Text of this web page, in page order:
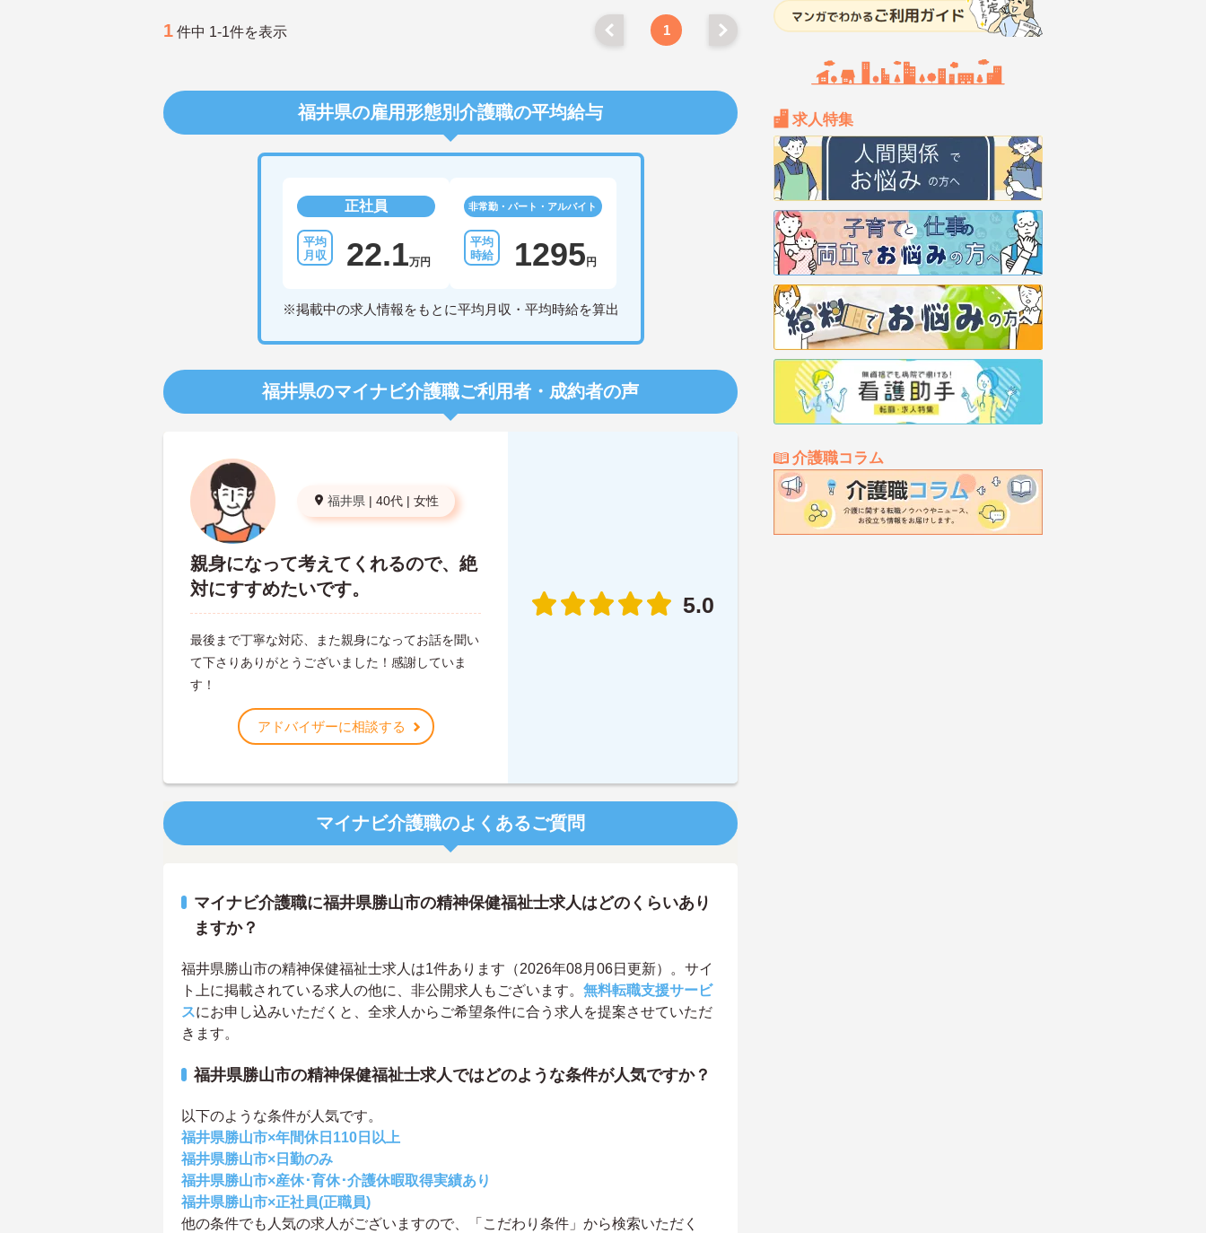
求人特集
介護職コラム
1 件中 1-1件を表示 1
福井県の雇用形態別介護職の平均給与
正社員
22.1万円
非常勤・パート・アルバイト
1295 円
※掲載中の求人情報をもとに平均月収・平均時給を算出
福井県のマイナビ介護職ご利用者・成約者の声
福井県 | 40代 | 女性
親身になって考えてくれるので、絶
対にすすめたいです。
最後まで丁寧な対応、また親身になってお話を聞い
て下さりありがとうございました！感謝していま
す！
アドバイザーに相談する
5.0
マイナビ介護職のよくあるご質問
マイナビ介護職に福井県勝山市の精神保健福祉士求人はどのくらいあり
ますか？
福井県勝山市の精神保健福祉士求人は1件あります（2026年08月06日更新）。サイ
ト上に掲載されている求人の他に、非公開求人もございます。 無料転職支援サービ
スにお申し込みいただくと、全求人からご希望条件に合う求人を提案させていただ
きます。
福井県勝山市の精神保健福祉士求人ではどのような条件が人気ですか？
以下のような条件が人気です。
福井県勝山市×年間休日110日以上
福井県勝山市×日勤のみ
福井県勝山市×産休･育休･介護休暇取得実績あり
福井県勝山市×正社員(正職員)
他の条件でも人気の求人がございますので、「こだわり条件」から検索いただく